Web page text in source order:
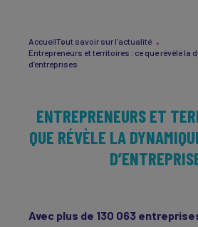
AccueilTout savoir sur l’actualité
Entrepreneurs et territoires : ce que révèle la
d’entreprises
ENTREPRENEURS ET
QUE RÉVÈLE LA
Avec plus de 130 063